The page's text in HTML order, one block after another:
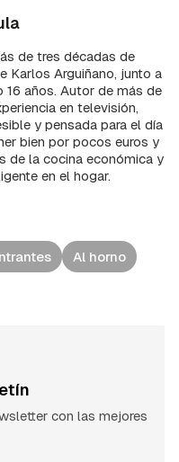
de tres décadas de
Karlos Arguiñano, junto a
años. Autor de más de
en televisión,
y pensada para el día
bien por pocos euros y
de la cocina económica y
en el hogar.
Al horno
con las mejores